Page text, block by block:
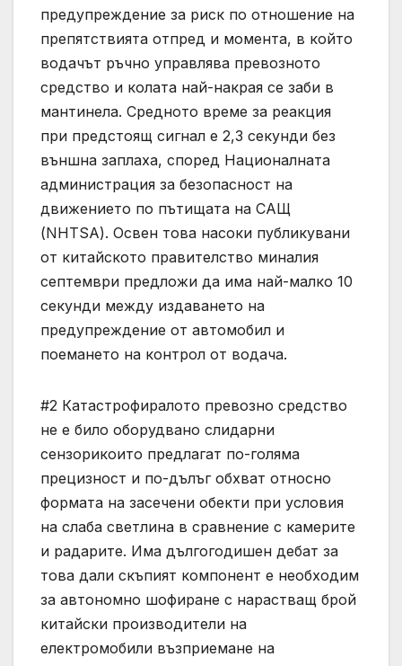
предупреждение за риск по отношение на
препятствията отпред и момента, в който
водачът ръчно управлява превозното
средство и колата най-накрая се заби в
мантинела. Средното време за реакция
при предстоящ сигнал е 2,3 секунди без
външна заплаха, според Националната
администрация за безопасност на
движението по пътищата на САЩ
(NHTSA). Освен това насоки публикувани
от китайското правителство миналия
септември предложи да има най-малко 10
секунди между издаването на
предупреждение от автомобил и
поемането на контрол от водача.
#2 Катастрофиралото превозно средство
не е било оборудвано слидарни
сензорикоито предлагат по-голяма
прецизност и по-дълъг обхват относно
формата на засечени обекти при условия
на слаба светлина в сравнение с камерите
и радарите. Има дългогодишен дебат за
това дали скъпият компонент е необходим
за автономно шофиране с нарастващ брой
китайски производители на
електромобили възприемане на